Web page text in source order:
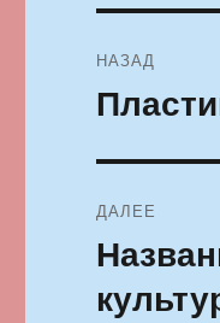
по
НАЗАД
Предыдущая
ДАЛЕЕ
Следующая